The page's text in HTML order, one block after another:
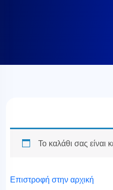
Το καλάθι σας είναι
Επιστροφή στην αρχική